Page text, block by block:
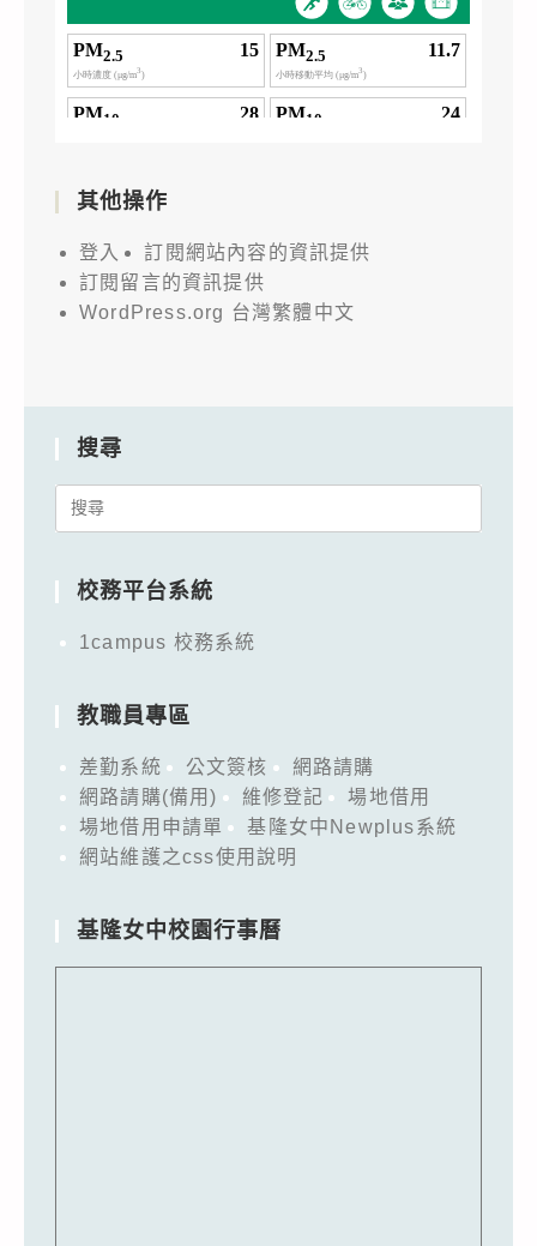
其他操作
登入
訂閱網站內容的資訊提供
訂閱留言的資訊提供
WordPress.org 台灣繁體中文
搜尋
Search
校務平台系統
1campus 校務系統
教職員專區
差勤系統 公文簽核
網路請購
網路請購(備用)
維修登記
場地借用
場地借用申請單
基隆女中Newplus系統
網站維護之css使用說明
基隆女中校園行事曆